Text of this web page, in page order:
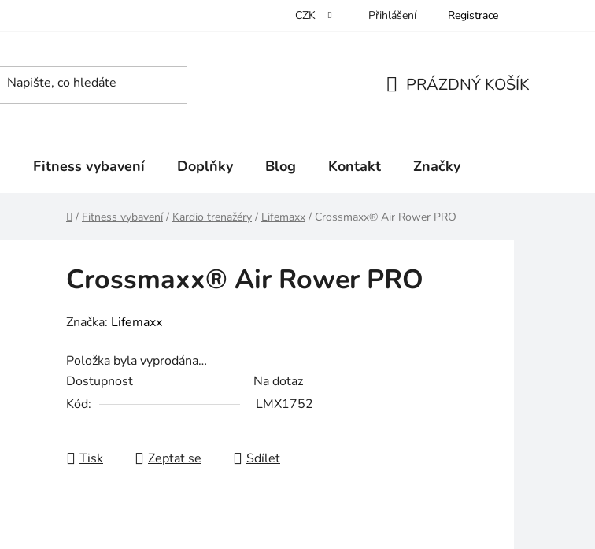
CZK Přihlášení Registrace
KOŠÍK
PRÁZDNÝ KOŠÍK
Fitness vybavení Doplňky Blog Kontakt Značky
Domů
/ Fitness vybavení / Kardio trenažéry / Lifemaxx / Crossmaxx® Air Rower PRO
Crossmaxx® Air Rower PRO
Značka: Lifemaxx
Položka byla vyprodána…
Dostupnost
Na dotaz
Kód:
LMX1752
Tisk Zeptat se Sdílet